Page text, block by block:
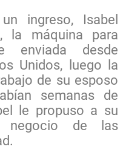
ingreso, Isabel
la máquina para
enviada desde
Unidos, luego la
de su esposo
semanas de
le propuso a su
negocio de las